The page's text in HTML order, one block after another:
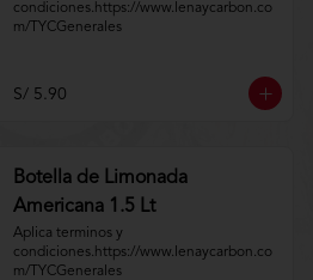
condiciones.https://www.lenaycarbon.co
m/TYCGenerales
S/ 5.90
Botella de Limonada
Americana 1.5 Lt
Aplica terminos y
condiciones.https://www.lenaycarbon.co
m/TYCGenerales